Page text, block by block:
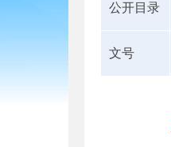
公开目录
文号